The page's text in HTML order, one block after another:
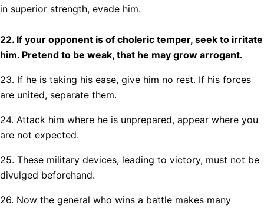
in superior strength, evade him.
22. If your opponent is of choleric temper, seek to irritate
him. Pretend to be weak, that he may grow arrogant.
23. If he is taking his ease, give him no rest. If his forces
are united, separate them.
24. Attack him where he is unprepared, appear where you
are not expected.
25. These military devices, leading to victory, must not be
divulged beforehand.
26. Now the general who wins a battle makes many